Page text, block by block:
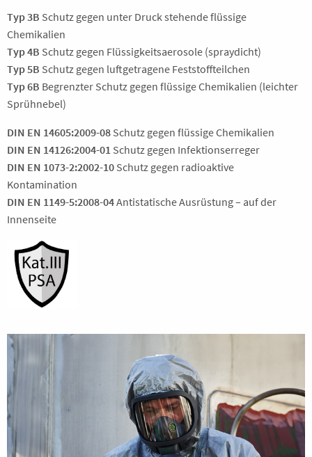
Typ 3B Schutz gegen unter Druck stehende flüssige
Chemikalien
Typ 4B Schutz gegen Flüssigkeitsaerosole (spraydicht)
Typ 5B Schutz gegen luftgetragene Feststoffteilchen
Typ 6B Begrenzter Schutz gegen flüssige Chemikalien (leichter
Sprühnebel)
DIN EN 14605:2009-08 Schutz gegen flüssige Chemikalien
DIN EN 14126:2004-01 Schutz gegen Infektionserreger
DIN EN 1073-2:2002-10 Schutz gegen radioaktive
Kontamination
DIN EN 1149-5:2008-04Antistatische Ausrüstung – auf der
Innenseite